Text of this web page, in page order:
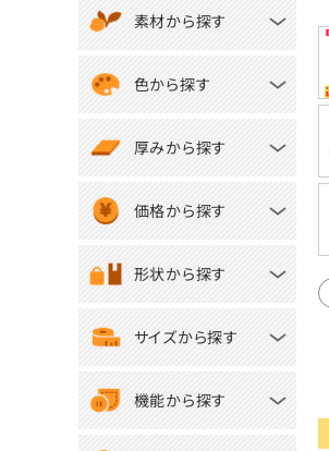
素材から探す
色から探す
厚みから探す
価格から探す
形状から探す
サイズから探す
機能から探す